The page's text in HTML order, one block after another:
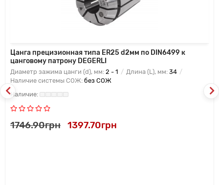
Цанга прецизионная типа ER25 d2мм по DIN6499 к
цанговому патрону DEGERLI
Диаметр зажима цанги (d), мм: 2 - 1 Длина (L), мм: 34
Наличие системы СОЖ: без СОЖ
1746.90грн 1397.70грн